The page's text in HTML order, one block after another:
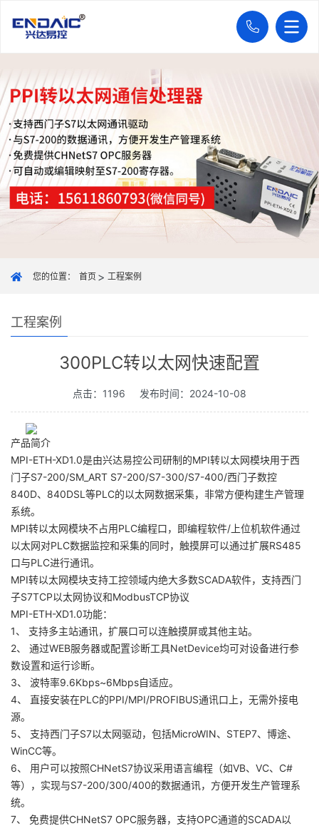
您的位置： 首页 工程案例
工程案例
300PLC转以太网快速配置
点击：1196 发布时间：2024-10-08
产品简介
MPI-ETH-XD1.0是由兴达易控公司研制的MPI转以太网模块用于西
门子S7-200/SM_ART S7-200/S7-300/S7-400/西门子数控
840D、840DSL等PLC的以太网数据采集，非常方便构建生产管理
系统。
MPI转以太网模块不占用PLC编程口，即编程软件/上位机软件通过
以太网对PLC数据监控和采集的同时，触摸屏可以通过扩展RS485
口与PLC进行通讯。
MPI转以太网模块支持工控领域内绝大多数SCADA软件，支持西门
子S7TCP以太网协议和ModbusTCP协议
MPI-ETH-XD1.0功能：
1、 支持多主站通讯，扩展口可以连触摸屏或其他主站。
2、 通过WEB服务器或配置诊断工具NetDevice均可对设备进行参
数设置和运行诊断。
3、 波特率9.6Kbps~6Mbps自适应。
4、 直接安装在PLC的PPI/MPI/PROFIBUS通讯口上，无需外接电
源。
5、 支持西门子S7以太网驱动，包括MicroWIN、STEP7、博途、
WinCC等。
6、 用户可以按照CHNetS7协议采用语言编程（如VB、VC、C#
等），实现与S7-200/300/400的数据通讯，方便开发生产管理系
统。
7、 免费提供CHNetS7 OPC服务器，支持OPC通道的SCADA以